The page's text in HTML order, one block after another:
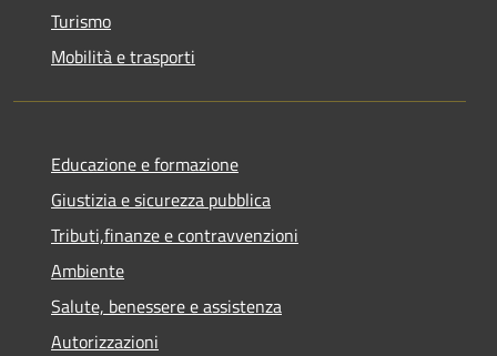
Turismo
Mobilità e trasporti
Educazione e formazione
Giustizia e sicurezza pubblica
Tributi,finanze e contravvenzioni
Ambiente
Salute, benessere e assistenza
Autorizzazioni